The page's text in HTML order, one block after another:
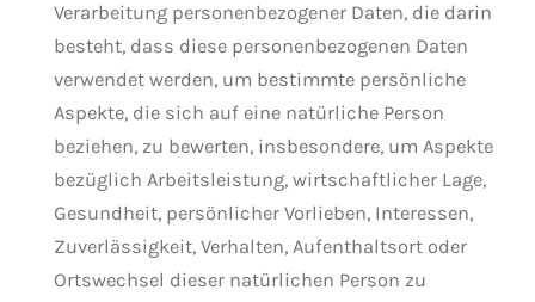
Verarbeitung personenbezogener Daten, die darin
besteht, dass diese personenbezogenen Daten
verwendet werden, um bestimmte persönliche
Aspekte, die sich auf eine natürliche Person
beziehen, zu bewerten, insbesondere, um Aspekte
bezüglich Arbeitsleistung, wirtschaftlicher Lage,
Gesundheit, persönlicher Vorlieben, Interessen,
Zuverlässigkeit, Verhalten, Aufenthaltsort oder
Ortswechsel dieser natürlichen Person zu